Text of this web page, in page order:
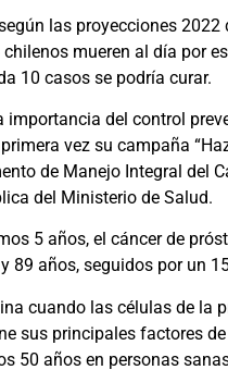
las proyecciones 2022
mueren al día por
10 casos se podría curar.
del control
vez su campaña
de Manejo Integral del
del Ministerio de Salud.
5 años, el cáncer de
89 años, seguidos por un
cuando las células de la
sus principales factores
50 años en personas